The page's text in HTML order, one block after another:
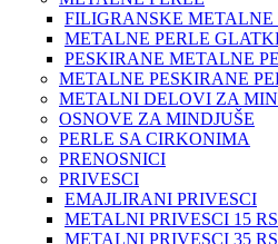
FILIGRANSKE METALNE
METALNE PERLE
PESKIRANE METALNE
METALNE PESKIRANE
METALNI DELOVI ZA
OSNOVE ZA MINDJUŠE
PERLE SA CIRKONIMA
PRENOSNICI
PRIVESCI
EMAJLIRANI PRIVESCI
METALNI PRIVESCI 15
METALNI PRIVESCI 35